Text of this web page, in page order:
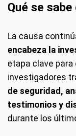
Qué se
La causa
encabeza la
etapa clave
investigadores
de seguridad,
testimonios y
durante los